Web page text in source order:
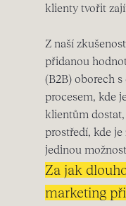
klienty tvořit
Z naší
přidanou
(B2B) oborech
procesem, kde
klientům
prostředí, kde
jedinou
Za jak
marketing